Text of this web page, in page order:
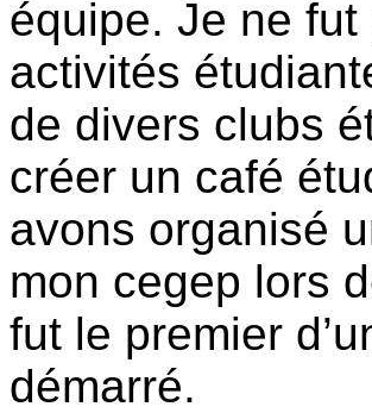
équipe. Je ne
activités
de divers clubs
créer un café
avons organisé
mon cegep lors
fut le premier
démarré.